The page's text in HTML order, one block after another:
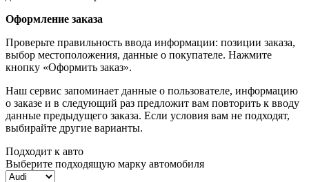
Оформление заказа
Проверьте правильность ввода информации: позиции заказа,
выбор местоположения, данные о покупателе. Нажмите
кнопку «Оформить заказ».
Наш сервис запоминает данные о пользователе, информацию
о заказе и в следующий раз предложит вам повторить к вводу
данные предыдущего заказа. Если условия вам не подходят,
выбирайте другие варианты.
Подходит к авто
Выберите подходящую марку автомобиля